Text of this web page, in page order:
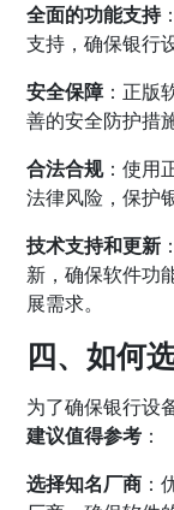
全面的功能支持
支持，确保银行
安全保障：正版
善的安全防护措
合法合规：使用
法律风险，保护
技术支持和更新
新，确保软件功
展需求。
四、如何
为了确保银行设
建议值得参考 ：
选择知名厂商 ：